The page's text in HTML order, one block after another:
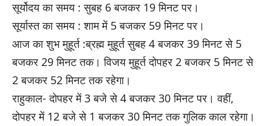
सूर्योदय का समय : सुबह 6 बजकर 19 मिनट पर।
सूर्यास्त का समय : शाम में 5 बजकर 59 मिनट पर।
आज का शुभ मुहूर्त :ब्रह्म मुहूर्त सुबह 4 बजकर 39 मिनट से 5
बजकर 29 मिनट तक। विजय मुहूर्त दोपहर 2 बजकर 5 मिनट से
2 बजकर 52 मिनट तक रहेगा।
राहुकाल- दोपहर में 3 बजे से 4 बजकर 30 मिनट पर। वहीं,
दोपहर में 12 बजे से 1 बजकर 30 मिनट तक गुलिक काल रहेगा।